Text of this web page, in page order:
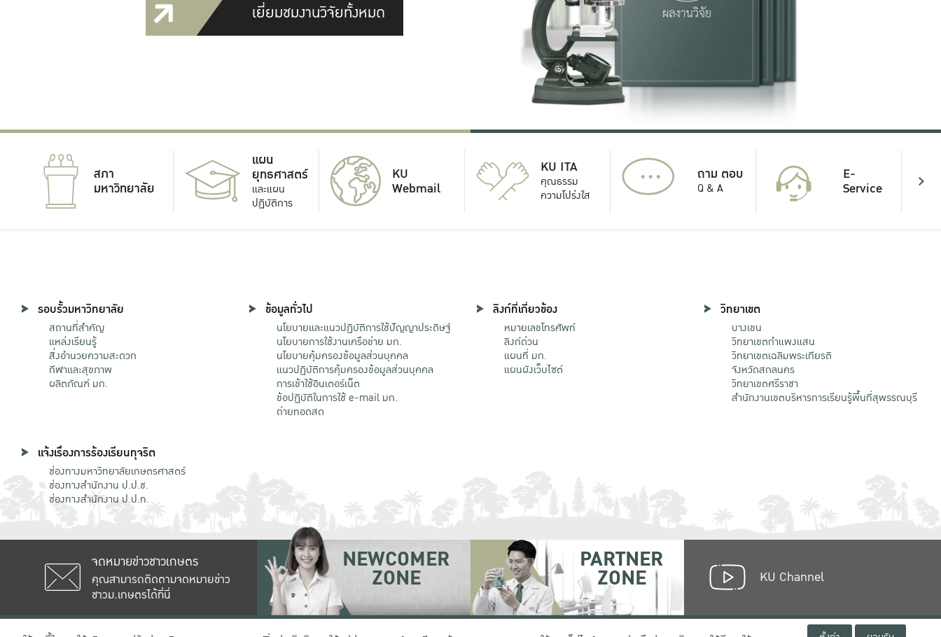
เยี่ยมชมงานวิจัยทั้งหมด
สภา
มหาวิทยาลัย
แผน
ยุทธศาสตร์
และแผน
ปฏิบัติการ
KU
Webmail
KU ITA
คุณธรรม
ความโปร่งใส
... ถาม ตอบ
Q & A
E-
Service
รอบรั้วมหาวิทยาลัย
สถานที่สำคัญ
แหล่งเรียนรู้
สิ่งอำนวยความสะดวก
กีฬาและสุขภาพ
ผลิตภัณฑ์ มก.
ข้อมูลทั่วไป
นโยบายและแนวปฏิบัติการใช้ปัญญาประดิษฐ์
นโยบายการใช้งานเครือข่าย มก.
นโยบายคุ้มครองข้อมูลส่วนบุคคล
แนวปฏิบัติการคุ้มครองข้อมูลส่วนบุคคล
การเข้าใช้อินเตอร์เน็ต
ข้อปฏิบัติในการใช้ e-mail มก.
ถ่ายทอดสด
ลิงก์ที่เกี่ยวข้อง
หมายเลขโทรศัพท์
ลิงก์ด่วน
แผนที่ มก.
แผนผังเว็บไซต์
วิทยาเขต
บางเขน
วิทยาเขตกําแพงแสน
วิทยาเขตเฉลิมพระเกียรติ
จังหวัดสกลนคร
วิทยาเขตศรีราชา
สำนักงานเขตบริหารการเรียนรู้พื้นที่สุพรรณบุรี
แจ้งเรื่องการร้องเรียนทุจริต
ช่องทางมหาวิทยาลัยเกษตรศาสตร์
ช่องทางสำนักงาน ป.ป.ช.
ช่องทางสำนักงาน ป.ป.ท.
จดหมายข่าวชาวเกษตร
คุณสามารถติดตามจดหมายข่าว
ชาวม.เกษตรได้ที่นี่
NEWCOMER
ZONE
PARTNER
ZONE KU Channel